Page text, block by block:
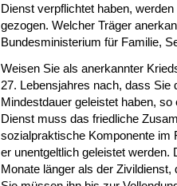
Dienst verpflichtet haben,
gezogen. Welcher Träger
Bundesministerium für Familie,
Weisen Sie als anerkannter
27. Lebensjahres nach, dass Sie
Mindestdauer geleistet haben,
Dienst muss das friedliche
sozialpraktische Komponente im
er unentgeltlich geleistet werden.
Monate länger als der